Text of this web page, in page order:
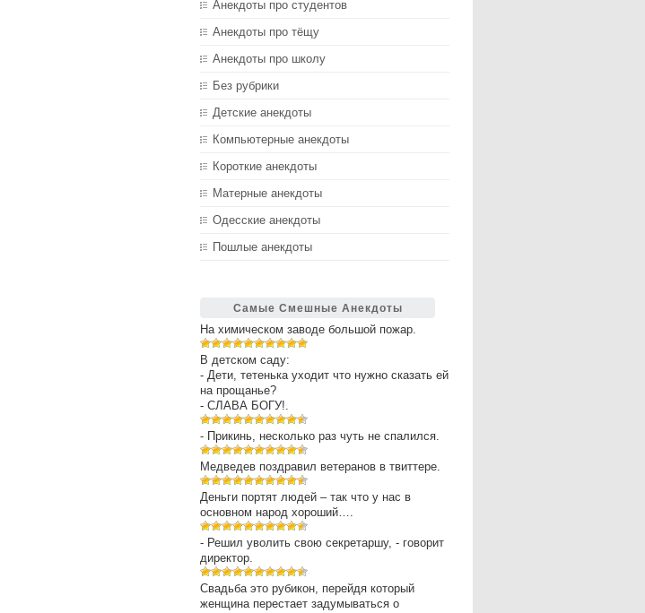
Анекдоты про студентов
Анекдоты про тёщу
Анекдоты про школу
Без рубрики
Детские анекдоты
Компьютерные анекдоты
Короткие анекдоты
Матерные анекдоты
Одесские анекдоты
Пошлые анекдоты
Самые Смешные Анекдоты
На химическом заводе большой пожар.
В детском саду:
- Дети, тетенька уходит что нужно сказать ей
на прощанье?
- СЛАВА БОГУ!.
- Прикинь, несколько раз чуть не спалился.
Медведев поздравил ветеранов в твиттере.
Деньги портят людей – так что у нас в
основном народ хороший….
- Решил уволить свою секретаршу, - говорит
директор.
Свадьба это рубикон, перейдя который
женщина перестает задумываться о